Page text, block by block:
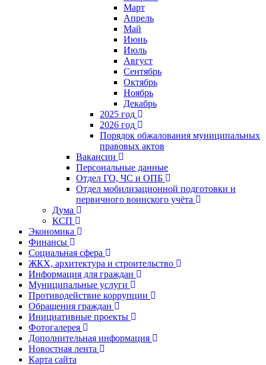
Март
Апрель
Май
Июнь
Июль
Август
Сентябрь
Октябрь
Ноябрь
Декабрь
2025 год
2026 год
Порядок обжалования муниципальных
правовых актов
Вакансии
Персональные данные
Отдел ГО, ЧС и ОПБ
Отдел мобилизационной подготовки и
первичного воинского учёта
Дума
КСП
Экономика
Финансы
Социальная сфера
ЖКХ, архитектура и строительство
Информация для граждан
Муниципальные услуги
Противодействие коррупции
Обращения граждан
Инициативные проекты
Фотогалерея
Дополнительная информация
Новостная лента
Карта сайта